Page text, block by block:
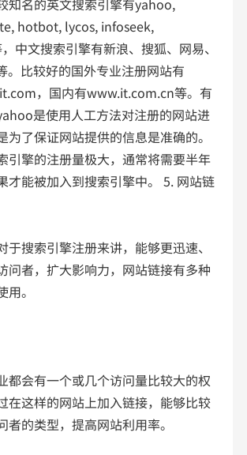
hotbot, lycos, infoseek,
中文搜索引擎有新浪、搜狐、网易、
。比较好的国外专业注册网站有
，国内有www.it.com.cn等。有
是使用人工方法对注册的网站进
为了保证网站提供的信息是准确的。
引擎的注册量极大，通常将需要半年
才能被加入到搜索引擎中。 5. 网站链
搜索引擎注册来讲，能够更迅速、
问者，扩大影响力，网站链接有多种
。
都会有一个或几个访问量比较大的权
在这样的网站上加入链接，能够比较
者的类型，提高网站利用率。